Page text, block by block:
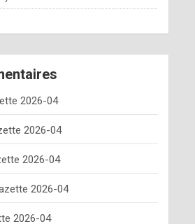
2026-04
2026-04
2026-04
2026-04
2026-04